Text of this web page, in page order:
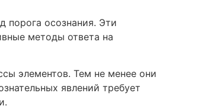
порога осознания. Эти
методы ответа на
элементов. Тем не менее они
явлений требует